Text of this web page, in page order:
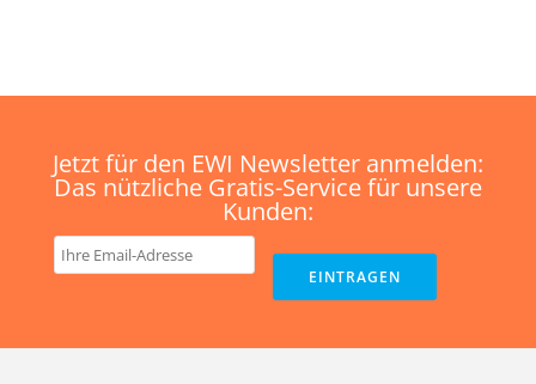
Jetzt für den EWI Newsletter anmelden:
Das nützliche Gratis-Service für unsere
Kunden: